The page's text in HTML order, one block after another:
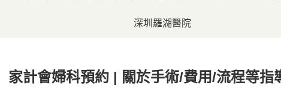
深圳羅湖醫院
家計會婦科預約 | 關於手術/費用/流程等指